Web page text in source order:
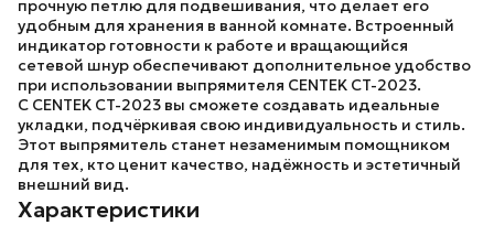
прочную петлю для подвешивания, что делает его
удобным для хранения в ванной комнате. Встроенный
индикатор готовности к работе и вращающийся
сетевой шнур обеспечивают дополнительное удобство
при использовании выпрямителя CENTEK CT-2023.
С CENTEK CT-2023 вы сможете создавать идеальные
укладки, подчёркивая свою индивидуальность и стиль.
Этот выпрямитель станет незаменимым помощником
для тех, кто ценит качество, надёжность и эстетичный
внешний вид.
Характеристики